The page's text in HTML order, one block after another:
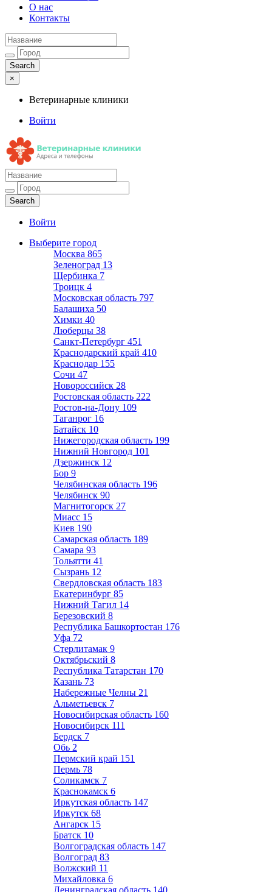
О нас
Контакты
×
Ветеринарные клиники
Войти
Ветеринарные клиники
Адреса и телефоны
Войти
Выберите город
Москва 865
Зеленоград 13
Щербинка 7
Троицк 4
Московская область 797
Балашиха 50
Химки 40
Люберцы 38
Санкт-Петербург 451
Краснодарский край 410
Краснодар 155
Сочи 47
Новороссийск 28
Ростовская область 222
Ростов-на-Дону 109
Таганрог 16
Батайск 10
Нижегородская область 199
Нижний Новгород 101
Дзержинск 12
Бор 9
Челябинская область 196
Челябинск 90
Магнитогорск 27
Миасс 15
Киев 190
Самарская область 189
Самара 93
Тольятти 41
Сызрань 12
Свердловская область 183
Екатеринбург 85
Нижний Тагил 14
Березовский 8
Республика Башкортостан 176
Уфа 72
Стерлитамак 9
Октябрьский 8
Республика Татарстан 170
Казань 73
Набережные Челны 21
Альметьевск 7
Новосибирская область 160
Новосибирск 111
Бердск 7
Обь 2
Пермский край 151
Пермь 78
Соликамск 7
Краснокамск 6
Иркутская область 147
Иркутск 68
Ангарск 15
Братск 10
Волгоградская область 147
Волгоград 83
Волжский 11
Михайловка 6
Ленинградская область 140